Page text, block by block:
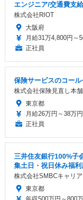
エンジニア/交通費支給
株式会社RIOT
大阪府
月給31万4,800円～
正社員
保険サービスのコー
株式会社保険見直し本
東京都
月給26万円～38万円
正社員
三井住友銀行100%子
集土日・祝日休み福
株式会社SMBCキャリア
東京都